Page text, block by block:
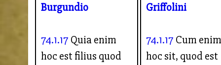
Burgundio
74.1.17 Quia enim
hoc est filius quod
Griffolini
74.1.17 Cum
hoc sit, quod est